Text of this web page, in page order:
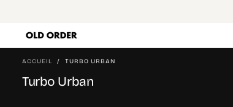
ACCUEIL / TURBO URBAN
Turbo Urban